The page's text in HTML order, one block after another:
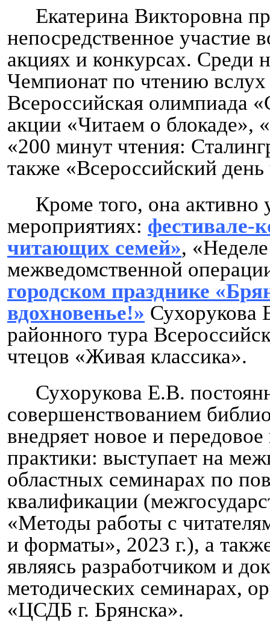
Екатерина Викторовна
непосредственное участие
акциях и конкурсах. Среди
Чемпионат по чтению
Всероссийская олимпиада
акции «Читаем о блокаде»,
«200 минут чтения:
также «Всероссийский день
Кроме того, она активно
мероприятиях: фестивале-
читающих семей»,
межведомственной
городском празднике
вдохновенье!» Сухорукова
районного тура
чтецов «Живая классика».
Сухорукова Е.В.
совершенствованием
внедряет новое и
практики: выступает на
областных семинарах по
квалификации
«Методы работы с
и форматы», 2023 г.), а
являясь разработчиком и
методических семинарах,
«ЦСДБ г. Брянска».